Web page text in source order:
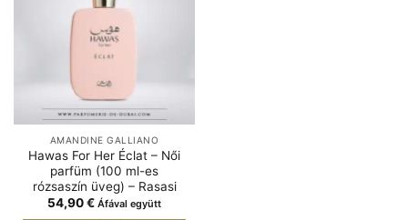
AMANDINE GALLIANO
Hawas For Her Éclat – Női
parfüm (100 ml-es
rózsaszín üveg) – Rasasi
54,90€ Áfával együtt